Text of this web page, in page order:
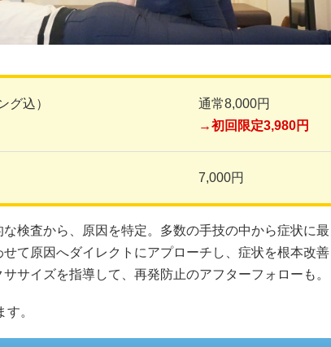
グ込）
通常8,000円
→初回限定3,980円
7,000円
検査から、原因を特定。多数の手技の中から症状に
て原因へダイレクトにアプローチし、症状を根本改
サイズを指導して、再発防止のアフターフォローも。
。